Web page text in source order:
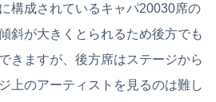
構成されているキャパ20030席の
斜が大きくとられるため後方でも
きますが、後方席はステージから
上のアーティストを見るのは難し